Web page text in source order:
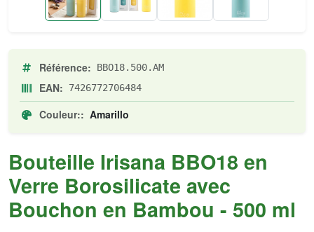
Référence: BBO18.500.AM
EAN: 7426772706484
Couleur:: Amarillo
Bouteille Irisana BBO18 en
Verre Borosilicate avec
Bouchon en Bambou - 500 ml